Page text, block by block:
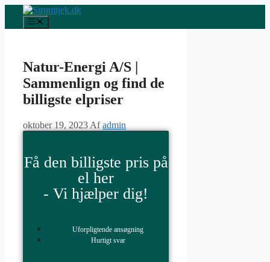
Natur-Energi A/S |
Sammenlign og find de
billigste elpriser
oktober 19, 2023 Afadmin
Få den billigste pris på
el her
- Vi hjælper dig!
Uforpligtende ansøgning
Hurtigt svar